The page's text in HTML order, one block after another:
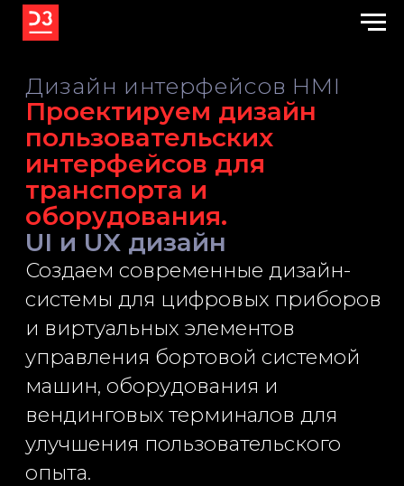
Проектируем дизайн
пользовательских
интерфейсов для
транспорта и
оборудования.
UI и UX дизайн
Создаем современные дизайн-
системы для цифровых приборов
и виртуальных элементов
управления бортовой системой
машин, оборудования и
вендинговых терминалов для
опыта.